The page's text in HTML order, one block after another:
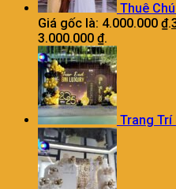
Thuê
Giá gốc là: 4.000.000 ₫.
3.000.000 ₫.
Trang Trí